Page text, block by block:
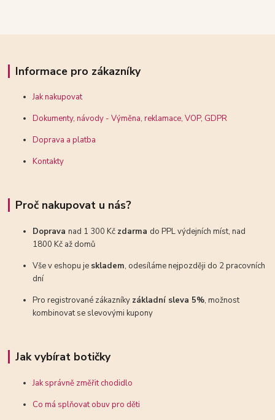
Informace pro zákazníky
Jak nakupovat
Dokumenty, návody - Výměna, reklamace, VOP, GDPR
Doprava a platba
Kontakty
Proč nakupovat u nás?
Dopravanad 1 300 Kč zdarma do PPL výdejních míst, nad
1800 Kč až domů
Vše v eshopu je skladem, odesíláme nejpozději do 2 pracovních
dní
Pro registrované zákazníky základní sleva 5%, možnost
kombinovat se slevovými kupony
Jak vybírat botičky
Jak správně změřit chodidlo
Co má splňovat obuv pro děti